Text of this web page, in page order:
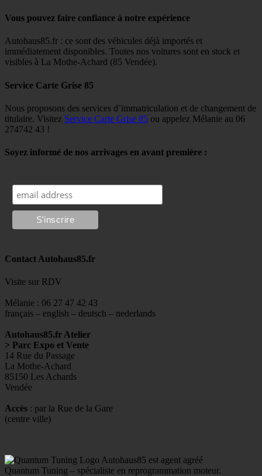
Vous pouvez faire confiance à notre expérience
Autohaus85.fr : ce sont des véhicules déjà importés et
immédiatement disponibles. Toutes nos voitures sont en stock et
visibles à La Mothe-Achard (85 Vendée).
Service Carte Grise 85
Nous proposons des services d’immatriculation et de changement de
titulaire. Visitez Service Carte Grise 85 ou appelez Mélanie au 06
274742 43 !
Soyez informé de nos arrivages en avant première :
Contact Autohaus85.fr
Visite sur RDV
Mélanie : 06 27 47 42 43
français – english – deutsch – nederlands
Autohaus85.fr Atelier
> Parc Expo et Vente
14 Rue du Passage
La Mothe-Achard
85150 Les Achards
Vendée
Accès : par la Rue de la Gare
(centre ville)
Autohaus85 est agent agréé
Quantum Tuning – spécialiste en reprogrammation moteur.